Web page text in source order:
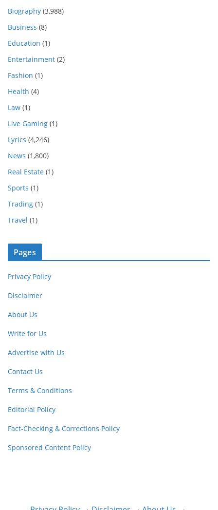
Biography (3,988)
Business (8)
Education (1)
Entertainment (2)
Fashion (1)
Health (4)
Law (1)
Live Gaming (1)
Lyrics (4,246)
News (1,800)
Real Estate (1)
Sports (1)
Trading (1)
Travel (1)
Pages
Privacy Policy
Disclaimer
About Us
Write for Us
Advertise with Us
Contact Us
Terms & Conditions
Editorial Policy
Fact-Checking & Corrections Policy
Sponsored Content Policy